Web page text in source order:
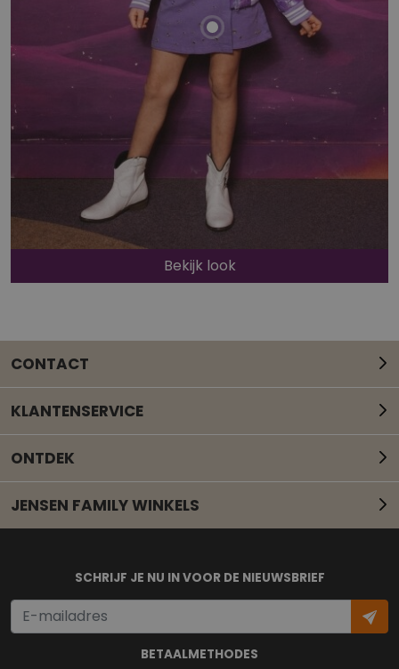
Bekijk look
CONTACT
Mail onze klantenservice
KLANTENSERVICE
ONTDEK
JENSEN FAMILY WINKELS
BETAALMETHODES
SCHRIJF JE NU IN VOOR DE NIEUWSBRIEF